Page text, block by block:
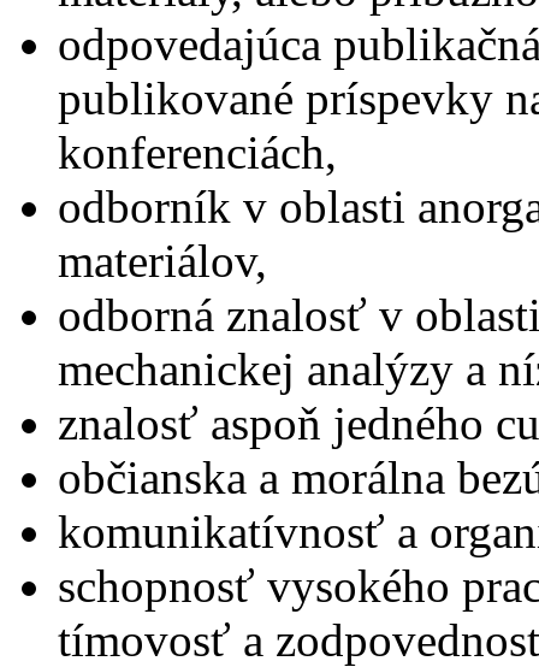
odpovedajúca
publikované príspevky
konferenciách,
odborník v oblasti
materiálov,
odborná znalosť v
mechanickej analýzy a
znalosť aspoň jedného
občianska a morálna
komunikatívnosť a
schopnosť vysokého
tímovosť a